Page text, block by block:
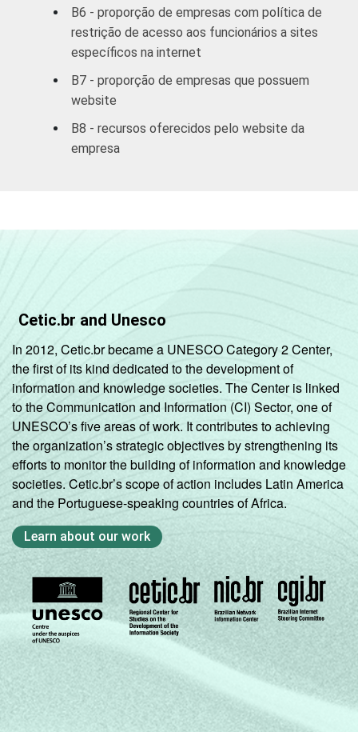
Imobiliárias,
aluguel e
serviços
14,26 17,54
Ativ. Cinema/
TV
92.1 e 92.2. Respostas referentes aos
B6 - proporção de empresas com política de
restrição de acesso aos funcionários a sites
específicos na internet
B7 - proporção de empresas que possuem
website
B8 - recursos oferecidos pelo website da
empresa
Cetic.br and Unesco
In 2012, Cetic.br became a UNESCO Category 2 Center,
the first of its kind dedicated to the development of
information and knowledge societies. The Center is linked
to the Communication and Information (CI) Sector, one of
UNESCO’s five areas of work. It contributes to achieving
the organization’s strategic objectives by strengthening its
efforts to monitor the building of information and knowledge
societies. Cetic.br’s scope of action includes Latin America
and the Portuguese-speaking countries of Africa.
Learn about our work